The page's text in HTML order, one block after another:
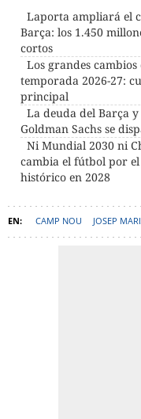
Laporta ampliará el
Barça: los 1.450
cortos
Los grandes
temporada 2026-27:
principal
La deuda del Barça
Goldman Sachs se
Ni Mundial 2030 ni
cambia el fútbol por
histórico en 2028
CAMP NOU JOSEP